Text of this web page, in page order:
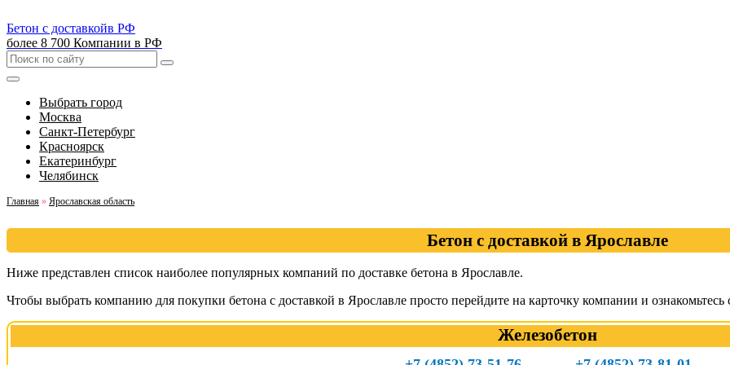
Бетон с доставкойв РФ
более 8 700 Компании в РФ
Выбрать город
Москва
Санкт-Петербург
Красноярск
Екатеринбург
Челябинск
Главная » Ярославская область
Бетон с доставкой в Ярославле
Ниже представлен список наиболее популярных компаний по доставке бетона в Ярославле.
Чтобы выбрать компанию для покупки бетона с доставкой в Ярославле просто перейдите на карточку компании и ознакомьтесь
Железобетон